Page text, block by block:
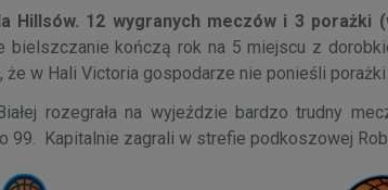
Hillsów. 12 wygranych meczów i 3 porażki
bielszczanie kończą rok na 5 miejscu z
że w Hali Victoria gospodarze nie ponieśli
rozegrała na wyjeździe bardzo trudny
Kapitalnie zagrali w strefie podkoszowej